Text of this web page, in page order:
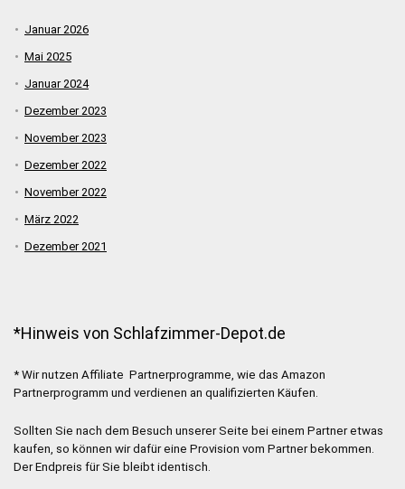
Januar 2026
Mai 2025
Januar 2024
Dezember 2023
November 2023
Dezember 2022
November 2022
März 2022
Dezember 2021
*Hinweis von Schlafzimmer-Depot.de
* Wir nutzen Affiliate Partnerprogramme, wie das Amazon
Partnerprogramm und verdienen an qualifizierten Käufen.
Sollten Sie nach dem Besuch unserer Seite bei einem Partner etwas
kaufen, so können wir dafür eine Provision vom Partner bekommen.
Der Endpreis für Sie bleibt identisch.